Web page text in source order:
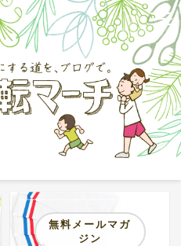
無料メールマガ
ジン